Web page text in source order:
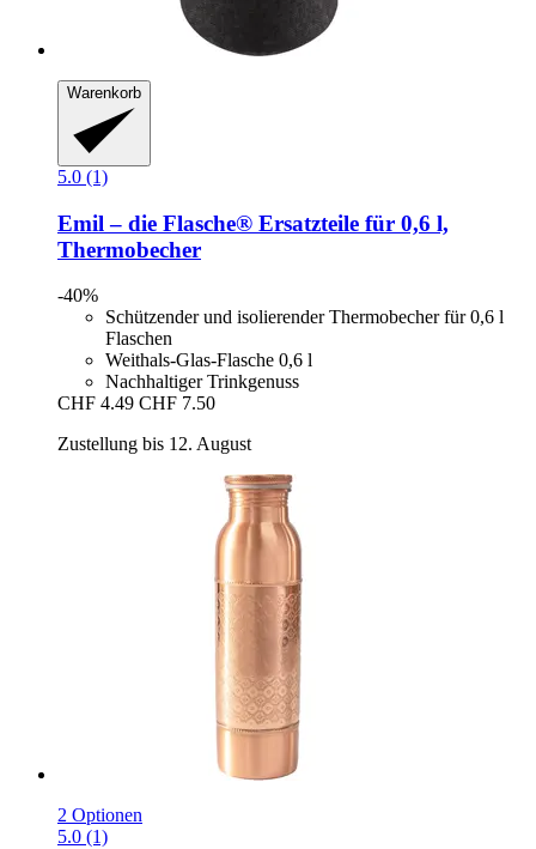
Warenkorb
5.0 (1)
Emil – die Flasche® Ersatzteile für 0,6 l,
Thermobecher
-40%
Schützender und isolierender Thermobecher für 0,6 l
Flaschen
Weithals-Glas-Flasche 0,6 l
Nachhaltiger Trinkgenuss
CHF 4.49 CHF 7.50
Zustellung bis 12. August
2 Optionen
5.0 (1)